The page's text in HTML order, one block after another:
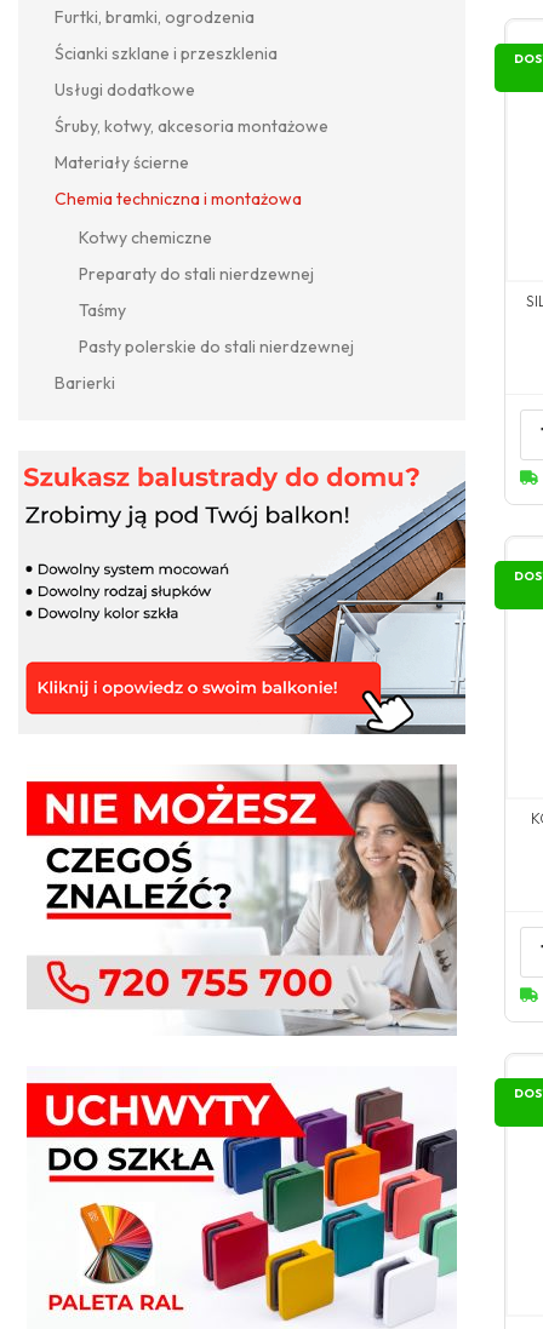
Furtki, bramki, ogrodzenia
Ścianki szklane i przeszklenia
Usługi dodatkowe
Śruby, kotwy, akcesoria montażowe
Materiały ścierne
Chemia techniczna i montażowa
Kotwy chemiczne
Preparaty do stali nierdzewnej
Taśmy
Pasty polerskie do stali nierdzewnej
Barierki